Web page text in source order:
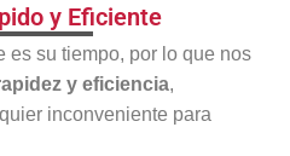
y Eficiente
es su tiempo, por lo que nos
y eficiencia,
inconveniente para